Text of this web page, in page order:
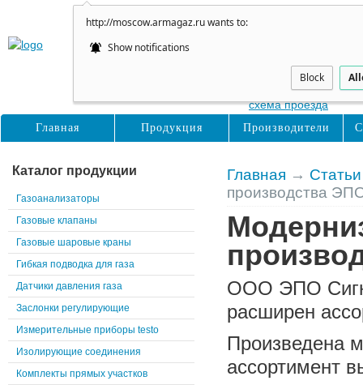
http://moscow.armagaz.ru wants to:
Show notifications
Block
Нижние Поля, д31, с2
схема проезда
Главная Продукция Производители
Главная →
производства
ООО ЭПО
расширен
Произведена
ассортимент
Каталог продукции
Газоанализаторы
Газовые клапаны
Газовые шаровые краны
Гибкая подводка для газа
Датчики давления газа
Заслонки регулирующие
Измерительные приборы testo
Изолирующие соединения
Комплекты прямых участков